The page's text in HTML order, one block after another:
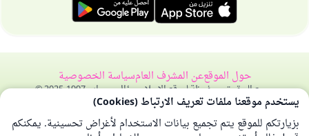
حول الموقععن المشرف العامسياسة الخصوصية
جميع الحقوق محفوظة لموقع الإسلام سؤال وجواب 1997-2025 ©
يستخدم موقعنا ملفات تعريف الارتباط (Cookies)
بزيارتكم للموقع يتم تجميع بيانات الاستخدام لأغراض تحسينية. يمكنكم